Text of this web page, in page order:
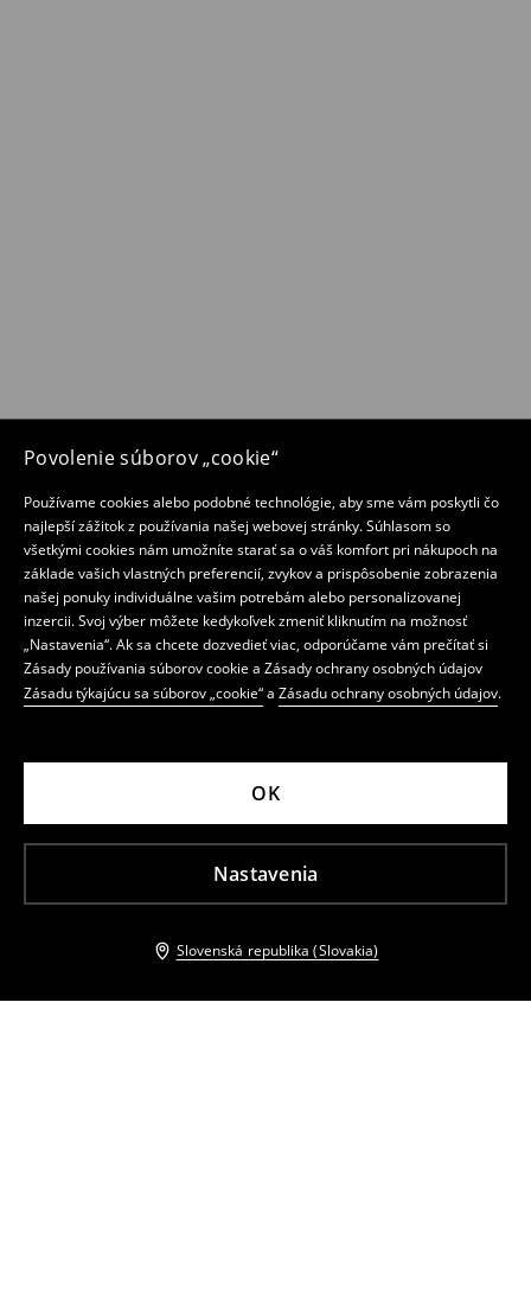
Povolenie súborov „cookie“
Používame cookies alebo podobné technológie, aby sme vám poskytli čo
najlepší zážitok z používania našej webovej stránky. Súhlasom so
všetkými cookies nám umožníte starať sa o váš komfort pri nákupoch na
základe vašich vlastných preferencií, zvykov a prispôsobenie zobrazenia
našej ponuky individuálne vašim potrebám alebo personalizovanej
inzercii. Svoj výber môžete kedykoľvek zmeniť kliknutím na možnosť
„Nastavenia“. Ak sa chcete dozvedieť viac, odporúčame vám prečítať si
Zásady používania súborov cookie a Zásady ochrany osobných údajov
Zásadu týkajúcu sa súborov „cookie“a Zásadu ochrany osobných údajov.
Nastavenia
OK
Slovenská republika (Slovakia)